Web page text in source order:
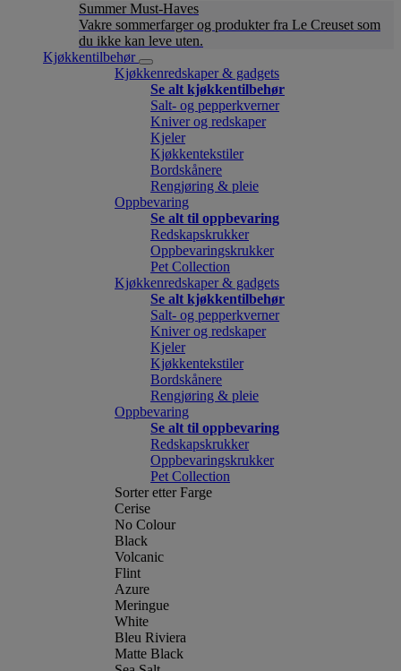
Summer Must-Haves
Vakre sommerfarger og produkter fra Le Creuset som
du ikke kan leve uten.
Kjøkkentilbehør
Kjøkkenredskaper & gadgets
Se alt kjøkkentilbehør
Salt- og pepperkverner
Kniver og redskaper
Kjeler
Kjøkkentekstiler
Bordskånere
Rengjøring & pleie
Oppbevaring
Se alt til oppbevaring
Redskapskrukker
Oppbevaringskrukker
Pet Collection
Kjøkkenredskaper & gadgets
Se alt kjøkkentilbehør
Salt- og pepperkverner
Kniver og redskaper
Kjeler
Kjøkkentekstiler
Bordskånere
Rengjøring & pleie
Oppbevaring
Se alt til oppbevaring
Redskapskrukker
Oppbevaringskrukker
Pet Collection
Sorter etter Farge
Cerise
No Colour
Black
Volcanic
Flint
Azure
Meringue
White
Bleu Riviera
Matte Black